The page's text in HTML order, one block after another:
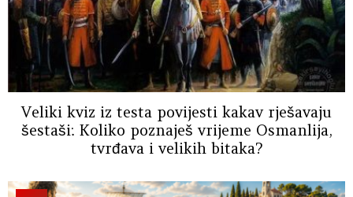
Veliki kviz iz testa povijesti kakav rješavaju
šestaši: Koliko poznaješ vrijeme Osmanlija,
tvrđava i velikih bitaka?